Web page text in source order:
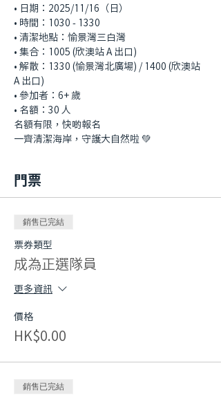
•⁠ ⁠日期：2025/11/16（日）
•⁠ ⁠時間：1030 - 1330
•⁠ 清潔⁠地點：愉景灣三白灣
•⁠ 集合：1005 (欣澳站 A 出口)
•⁠ 解散：1330 (愉景灣北廣場) / 1400 (欣澳站
A 出口)
•⁠ ⁠參加者：6+ 歲
•⁠ ⁠⁠名額：30 人
名額有限，快啲報名
一齊清潔海岸，守護大自然啦 💚
門票
銷售已完結
票券類型
成為正選隊員
更多資訊
價格
HK$0.00
銷售已完結